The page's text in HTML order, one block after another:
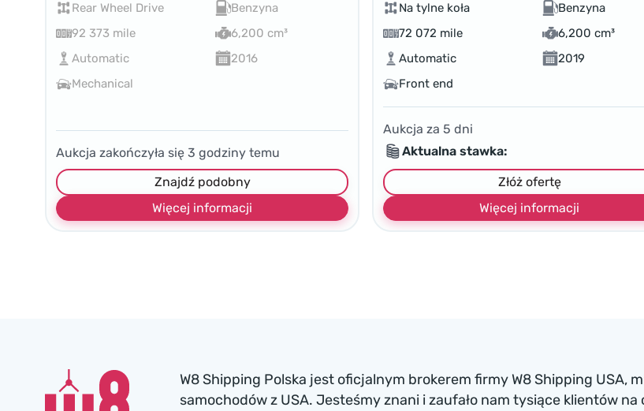
Rear Wheel Drive
Benzyna
92 373 mile
6,200 cm³
Automatic
2016
Mechanical
Aukcja zakończyła się 3 godziny temu
Znajdź podobny
Więcej informacji
Na tylne koła
Benzyna
72 072 mile
6,200 cm³
Automatic
2019
Front end
Aukcja za5 dni
Aktualna stawka:
Złóż ofertę
Więcej informacji
W8 Shipping Polska jest oficjalnym brokerem firmy W8 Shipping USA,
samochodów z USA. Jesteśmy znani i zaufało nam tysiące klientów